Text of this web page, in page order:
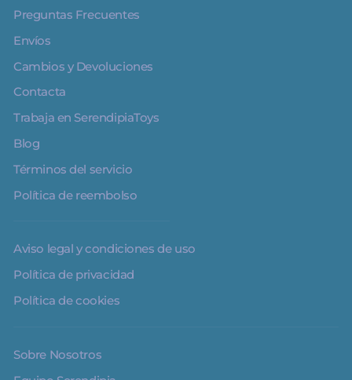
Preguntas Frecuentes
Envíos
Cambios y Devoluciones
Contacta
Trabaja en SerendipiaToys
Blog
Términos del servicio
Política de reembolso
Aviso legal y condiciones de uso
Política de privacidad
Política de cookies
Sobre Nosotros